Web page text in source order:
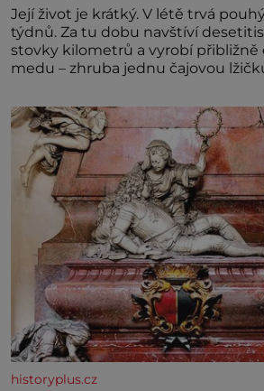
Její život je krátký. V létě trvá
týdnů. Za tu dobu navštíví
stovky kilometrů a vyrobí přibližně
medu – zhruba jednu čajovou
dalšími desítkami tisíc příslušnic
vznikne jeden z nejdokonalejších
historyplus.cz